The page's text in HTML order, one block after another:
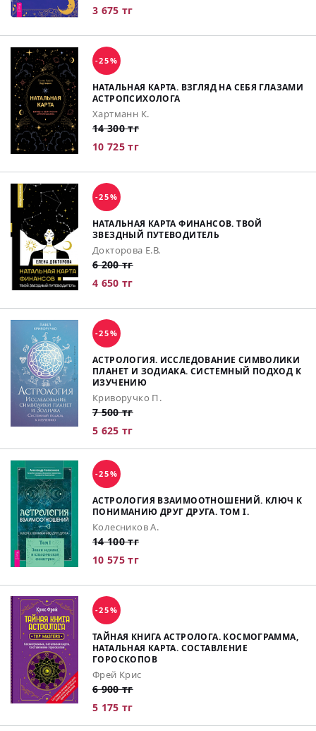
3 675 тг
-25%
НАТАЛЬНАЯ КАРТА. ВЗГЛЯД НА СЕБЯ ГЛАЗАМИ
АСТРОПСИХОЛОГА
Хартманн К.
14 300 тг
10 725 тг
-25%
НАТАЛЬНАЯ КАРТА ФИНАНСОВ. ТВОЙ
ЗВЕЗДНЫЙ ПУТЕВОДИТЕЛЬ
Докторова Е.В.
6 200 тг
4 650 тг
-25%
АСТРОЛОГИЯ. ИССЛЕДОВАНИЕ СИМВОЛИКИ
ПЛАНЕТ И ЗОДИАКА. СИСТЕМНЫЙ ПОДХОД К
ИЗУЧЕНИЮ
Криворучко П.
7 500 тг
5 625 тг
-25%
АСТРОЛОГИЯ ВЗАИМООТНОШЕНИЙ. КЛЮЧ К
ПОНИМАНИЮ ДРУГ ДРУГА. ТОМ I.
Колесников А.
14 100 тг
10 575 тг
-25%
ТАЙНАЯ КНИГА АСТРОЛОГА. КОСМОГРАММА,
НАТАЛЬНАЯ КАРТА. СОСТАВЛЕНИЕ
ГОРОСКОПОВ
Фрей Крис
6 900 тг
5 175 тг